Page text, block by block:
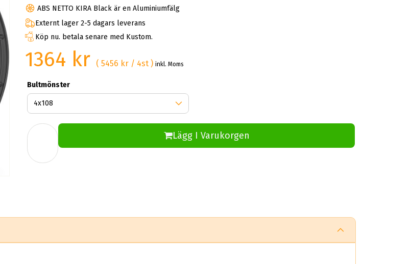
ABS NETTO KIRA Black är en Aluminiumfälg
Externt lager 2-5 dagars leverans
Köp nu. betala senare med Kustom.
1364 kr ( 5456 kr / 4st )inkl. Moms
Bultmönster
Lägg I Varukorgen